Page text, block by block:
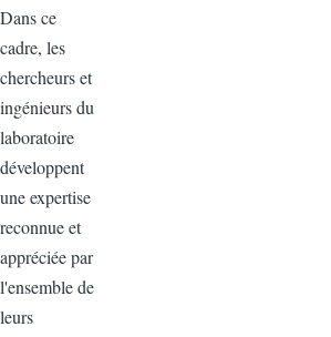
Dans ce
cadre, les
chercheurs et
ingénieurs du
laboratoire
développent
une expertise
reconnue et
appréciée par
l'ensemble de
leurs